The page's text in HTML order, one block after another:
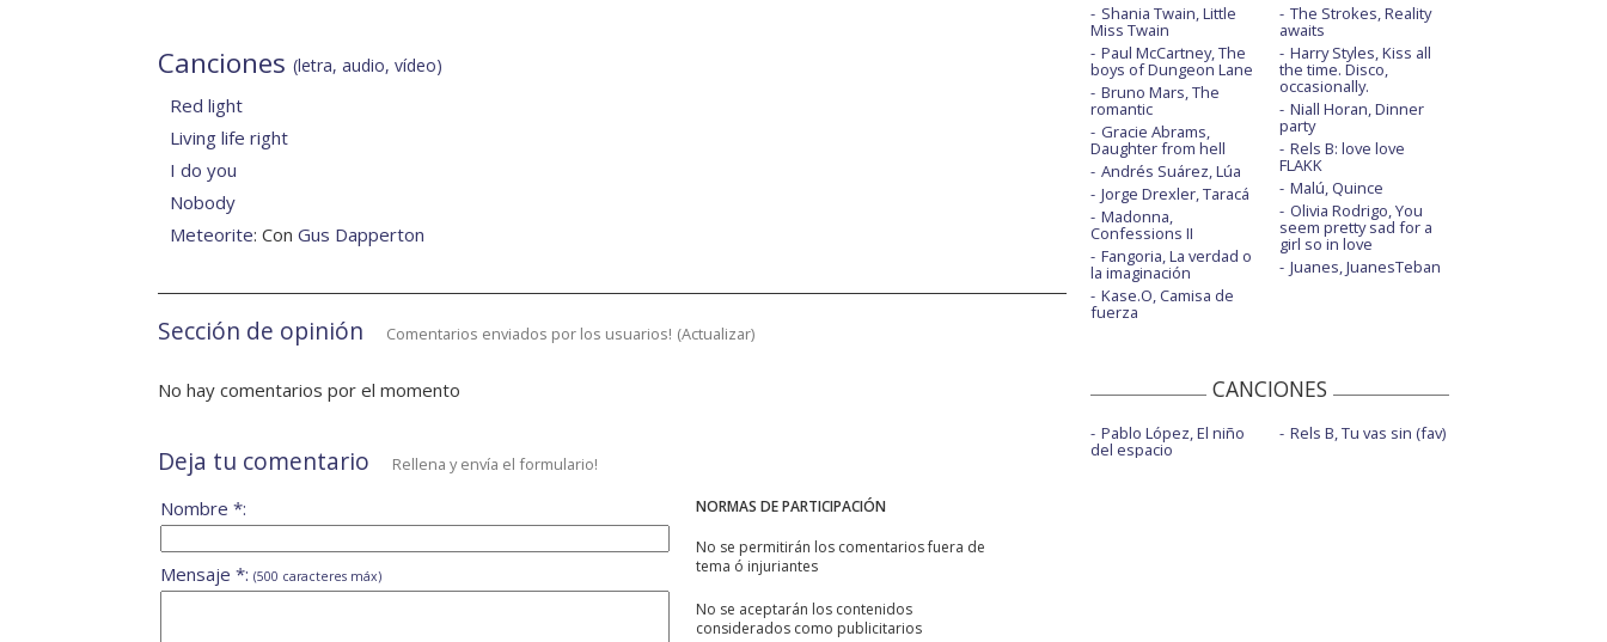
Canciones (letra, audio, vídeo)
Red light
Living life right
I do you
Nobody
Meteorite: Con Gus Dapperton
Sección de opinión Comentarios enviados por los usuarios! (Actualizar)
No hay comentarios por el momento
Deja tu comentario Rellena y envía el formulario!
NORMAS DE PARTICIPACIÓN
No se permitirán los comentarios fuera de
tema ó injuriantes
No se aceptarán los contenidos
considerados como publicitarios
Nombre *:
Mensaje *: (500 caracteres máx)
Shania Twain, Little
Miss Twain
Paul McCartney, The
boys of Dungeon Lane
Bruno Mars, The
romantic
Gracie Abrams,
Daughter from hell
Andrés Suárez, Lúa
Jorge Drexler, Taracá
Madonna,
Confessions II
Fangoria, La verdad o
la imaginación
Kase.O, Camisa de
fuerza
The Strokes, Reality
awaits
Harry Styles, Kiss all
the time. Disco,
occasionally.
Niall Horan, Dinner
party
Rels B: love love
FLAKK
Malú, Quince
Olivia Rodrigo, You
seem pretty sad for a
girl so in love
Juanes, JuanesTeban
CANCIONES
Pablo López, El niño
del espacio
Rels B, Tu vas sin (fav)